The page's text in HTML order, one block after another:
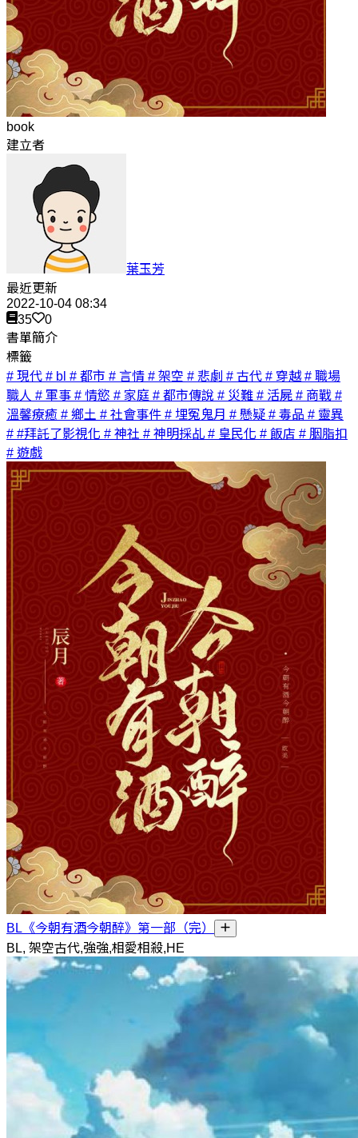
book
建立者
葉玉芳
最近更新
2022-10-04 08:34
35
0
書單簡介
標籤
# 現代 # bl # 都市 # 言情 # 架空 # 悲劇 # 古代 # 穿越# 職場
職人 # 軍事 # 情慾 # 家庭 # 都市傳說 # 災難 # 活屍 # 商戰 #
溫馨療癒 # 鄉土 # 社會事件 # 埋冤鬼月 # 懸疑 # 毒品 # 靈異
# #拜託了影視化 # 神社 # 神明採乩 # 皇民化 # 飯店 # 胭脂扣
# 遊戲
BL《今朝有酒今朝醉》第一部（完）
BL, 架空古代,強強,相愛相殺,HE